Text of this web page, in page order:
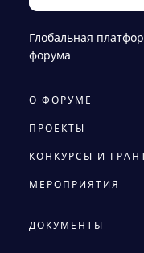
Глобальная
форума
О ФОРУМЕ
ПРОЕКТЫ
КОНКУРСЫ И
МЕРОПРИЯТИЯ
ДОКУМЕНТЫ